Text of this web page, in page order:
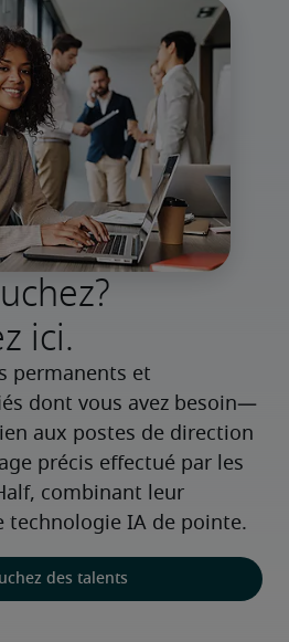
ici.
permanents et
dont vous avez besoin—
aux postes de direction
précis effectué par les
combinant leur
technologie IA de pointe.
des talents